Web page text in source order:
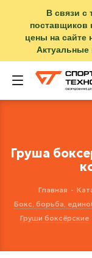
В связи с
поставщиков
цены на сайте
Актуальные
Груша
Главная -
Бокс, борьба,
Груши боксёрские